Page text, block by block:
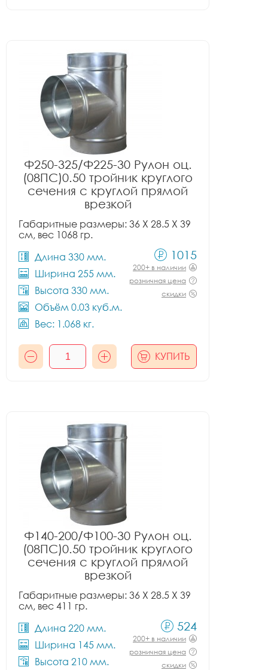
Ф250-325/Ф225-30 Рулон оц.
(08ПС)0.50 тройник круглого
сечения с круглой прямой
врезкой
Габаритные размеры: 36 X 28.5 X 39
см, вес 1068 гр.
Длина 330 мм.
Ширина 255 мм.
Высота 330 мм.
Объём 0.03 куб.м.
Вес: 1.068 кг.
1015
200+ в наличии
розничная цена
скидки
КУПИТЬ
Ф140-200/Ф100-30 Рулон оц.
(08ПС)0.50 тройник круглого
сечения с круглой прямой
врезкой
Габаритные размеры: 36 X 28.5 X 39
см, вес 411 гр.
Длина 220 мм.
Ширина 145 мм.
Высота 210 мм.
524
200+ в наличии
розничная цена
скидки